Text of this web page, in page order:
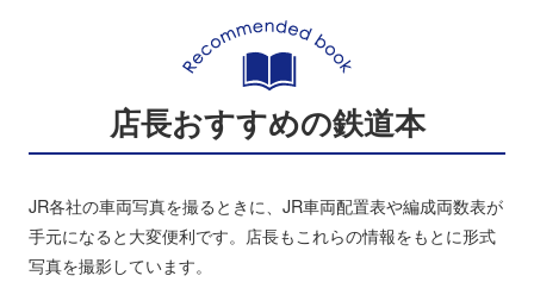
店長おすすめの鉄道本
JR各社の車両写真を撮るときに、JR車両配置表や編成両数表が
手元になると大変便利です。店長もこれらの情報をもとに形式
写真を撮影しています。